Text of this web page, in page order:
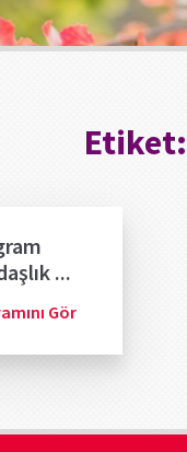
Etiket:
...
Gör